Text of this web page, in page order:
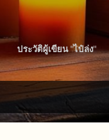
ประวัติผู้เขียน "ไป๋ล่ง"